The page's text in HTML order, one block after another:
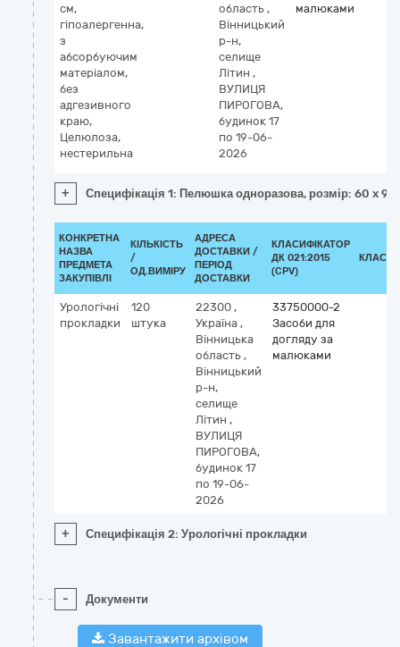
см,
гіпоалергенна,
з
абсорбуючим
матеріалом,
без
адгезивного
краю,
Целюлоза,
нестерильна
область ,
Вінницький
р-н,
селище
Літин ,
ВУЛИЦЯ
ПИРОГОВА,
будинок 17
по 19-06-
2026
малюками
+ Специфікація 1: Пелюшка одноразова, розмір: 60 x
КОНКРЕТНА
НАЗВА
ПРЕДМЕТА
ЗАКУПІВЛІ
КІЛЬКІСТЬ
/
ОД.ВИМІРУ
АДРЕСА
ДОСТАВКИ /
ПЕРІОД
ДОСТАВКИ
КЛАСИФІКАТОР
ДК 021:2015
(CPV)
Урологічні
прокладки
120
штука
22300 ,
Україна ,
Вінницька
область ,
Вінницький
р-н,
селище
Літин ,
ВУЛИЦЯ
ПИРОГОВА,
будинок 17
по 19-06-
2026
33750000-2
Засоби для
догляду за
малюками
+ Специфікація 2: Урологічні прокладки
- Документи
Завантажити архівом